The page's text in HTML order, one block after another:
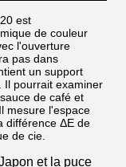
est
de couleur
l'ouverture
pas dans
un support
Il pourrait examiner
de café et
mesure l'espace
différence ΔE de
de cie.
et la puce